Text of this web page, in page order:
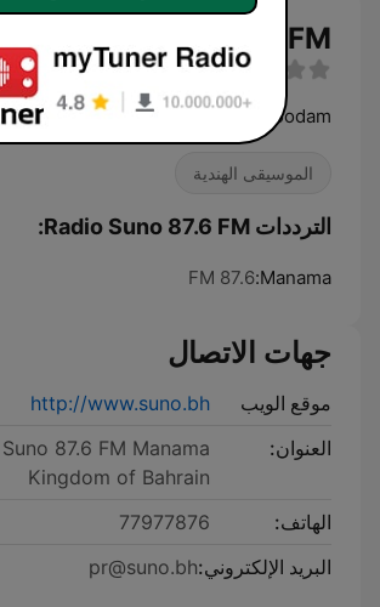
Radio Suno 87.6 FM بث حي
kettu kettu koottu koodam
الموسيقى الهندية
الترددات Radio Suno 87.6 FM:
Manama:
87.6 FM
جهات الاتصال
موقع الويب
http://www.suno.bh
العنوان:
87.6 FM Manama
Kingdom of Bahrain
الهاتف:
77977876
البريد الإلكتروني:pr@suno.bh